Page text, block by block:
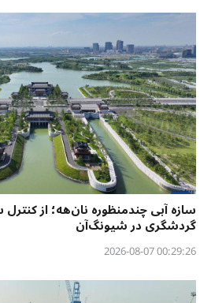
سازه آبی چندمنظوره نان‌هه؛ از
گردشگری در شیونگ‌آن
00:29:26 2026-08-07